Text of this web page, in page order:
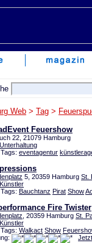
Web > Tag >
Feuershow
22, 21079 Hamburg
Unterhaltung
eventagentur
5, 20359 Hamburg St.
Künstler
Bauchtanz Pirat Show
Fire Twister
, 20359 Hamburg St.
Künstler
Walkact Show